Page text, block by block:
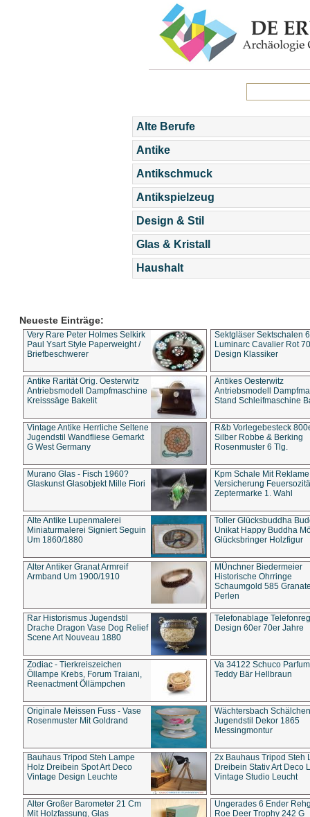
Alte Berufe
Antike
Antikschmuck
Antikspielzeug
Design & Stil
Glas & Kristall
Haushalt
Neueste Einträge:
Very Rare Peter Holmes Selkirk
Paul Ysart Style Paperweight /
Briefbeschwerer
Sektgläser Sektschalen
Luminarc Cavalier Rot
Design Klassiker
Antike Rarität Orig. Oesterwitz
Antriebsmodell Dampfmaschine
Kreisssäge Bakelit
Antikes Oesterwitz
Antriebsmodell
Stand Schleifmaschine
Vintage Antike Herrliche Seltene
Jugendstil Wandfliese Gemarkt
G West Germany
R&b Vorlegebesteck
Silber Robbe & Berking
Rosenmuster 6 Tlg.
Murano Glas - Fisch 1960?
Glaskunst Glasobjekt Mille Fiori
Kpm Schale Mit Reklame
Versicherung
Zeptermarke 1. Wahl
Alte Antike Lupenmalerei
Miniaturmalerei Signiert Seguin
Um 1860/1880
Toller Glücksbuddha
Unikat Happy Buddha
Glücksbringer Holzfigur
Alter Antiker Granat Armreif
Armband Um 1900/1910
MÜnchner Biedermeier
Historische Ohrringe
Schaumgold 585
Perlen
Rar Historismus Jugendstil
Drache Dragon Vase Dog Relief
Scene Art Nouveau 1880
Telefonablage
Design 60er 70er Jahre
Zodiac - Tierkreiszeichen
Öllampe Krebs, Forum Traiani,
Reenactment Öllämpchen
Va 34122 Schuco
Teddy Bär Hellbraun
Originale Meissen Fuss - Vase
Rosenmuster Mit Goldrand
Wächtersbach Schälchen
Jugendstil Dekor 1865
Messingmontur
Bauhaus Tripod Steh Lampe
Holz Dreibein Spot Art Deco
Vintage Design Leuchte
2x Bauhaus Tripod Steh
Dreibein Stativ Art Deco
Vintage Studio Leucht
Alter Großer Barometer 21 Cm
Mit Holzfassung, Glas
Ungerades 6 Ender
Roe Deer Trophy 242 G